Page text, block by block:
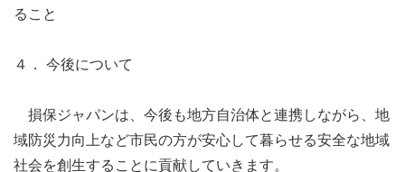
ること
４． 今後について
損保ジャパンは、今後も地方自治体と連携しながら、地
域防災力向上など市民の方が安心して暮らせる安全な地域
社会を創生することに貢献していきます。